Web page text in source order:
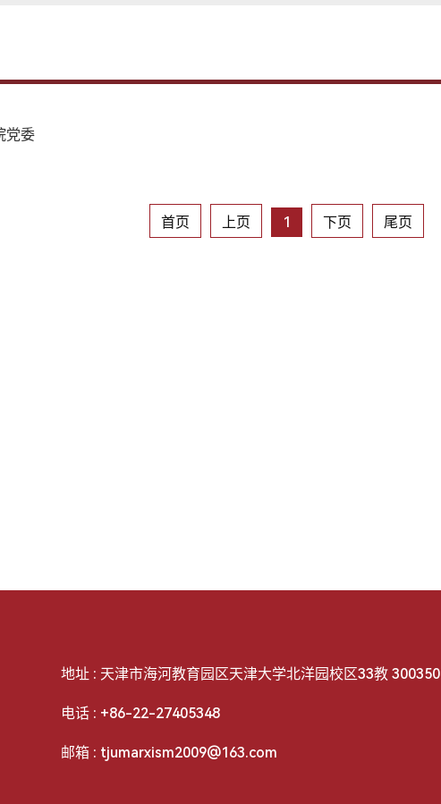
党委
首页 上页 1 下页 尾页
地址 : 天津市海河教育园区天津大学北洋园校区33教 300350
电话 : +86-22-27405348
邮箱 : tjumarxism2009@163.com